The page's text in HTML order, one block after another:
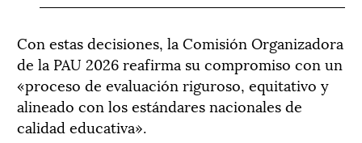
Con estas decisiones, la Comisión Organizadora
de la PAU 2026 reafirma su compromiso con un
«proceso de evaluación riguroso, equitativo y
alineado con los estándares nacionales de
calidad educativa».